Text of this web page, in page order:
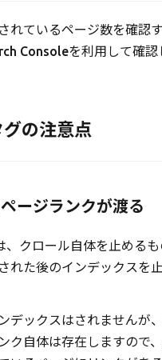
れているページ数を確認す
Consoleを利用して確認
の注意点
ージランクが渡る
、クロール自体を止める
れた後のインデックスを
デックスはされませんが
ク自体は存在しますので